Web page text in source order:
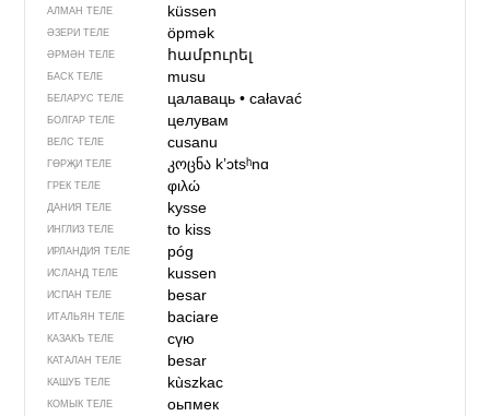
АЛМАН ТЕЛЕ küssen
ӘЗЕРИ ТЕЛЕ öpmək
ӘРМӘН ТЕЛЕ համբուրել
БАСК ТЕЛЕ musu
БЕЛАРУС ТЕЛЕ цалаваць• całavać
БОЛГАР ТЕЛЕ целувам
ВЕЛС ТЕЛЕ cusanu
ГӨРҖИ ТЕЛЕ კოცნა kʼɔtsʰnɑ
ГРЕК ТЕЛЕ φιλώ
ДАНИЯ ТЕЛЕ kysse
ИНГЛИЗ ТЕЛЕ to kiss
ИРЛАНДИЯ ТЕЛЕ póg
ИСЛАНД ТЕЛЕ kussen
ИСПАН ТЕЛЕ besar
ИТАЛЬЯН ТЕЛЕ baciare
КАЗАКЪ ТЕЛЕ сүю
КАТАЛАН ТЕЛЕ besar
КАШУБ ТЕЛЕ kùszkac
КОМЫК ТЕЛЕ оьпмек